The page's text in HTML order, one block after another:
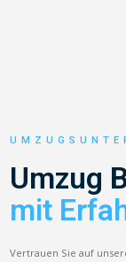
Umzug
mit
Vertrauen Sie auf